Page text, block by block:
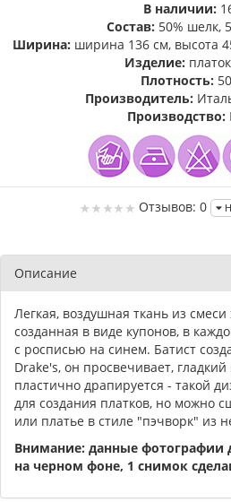
В наличии:
Состав: 50% шелк,
Ширина: ширина 136 см, высота
Изделие:
Плотность:
Производитель:
Производство:
Отзывов: 0
Описание
Легкая, воздушная ткань из
созданная в виде купонов, в
с росписью на синем. Батист
Drake's, он просвечивает,
пластично драпируется - такой
для создания платков, но можно
или платье в стиле "пэчворк" из
Внимание: данные фотографии
на черном фоне, 1 снимок